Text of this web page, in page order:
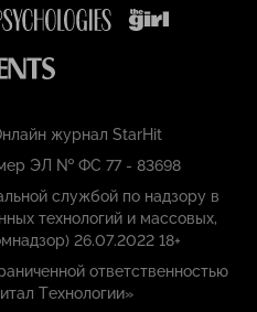
журнал StarHit
ЭЛ № ФС 77 - 83698
службой по надзору в
технологий и массовых,
26.07.2022 18+
ответственностью
Технологии»